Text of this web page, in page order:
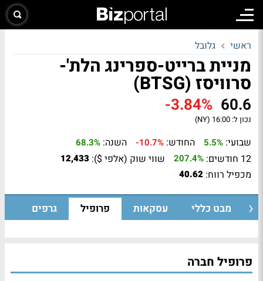
ראשי גלובל
מניית ברייט-ספרינג הלת'-
סרוויסז (BTSG)
60.6
-3.84%
נכון ל: 16:00 (NY)
שבועי: 5.5% החודש: -10.7% השנה: 68.3%
12 חודשים: 207.4% שווי שוק (אלפי $): 12,433
מכפיל רווח: 40.62
מבט כללי עסקאות פרופיל גרפים
פרופיל חברה